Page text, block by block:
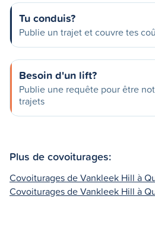
Tu conduis?
Publie un trajet et couvre tes
Besoin d'un lift?
Publie une requête pour être
trajets
Plus de covoiturages:
Covoiturages de Vankleek Hill à
Covoiturages de Vankleek Hill à